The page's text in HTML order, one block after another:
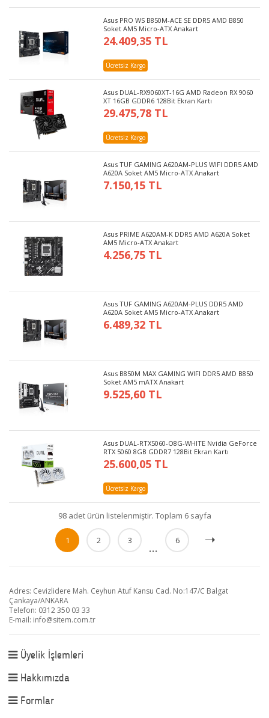
Asus PRO WS B850M-ACE SE DDR5 AMD B850
Soket AM5 Micro-ATX Anakart
24.409,35 TL
Ücretsiz Kargo
Asus DUAL-RX9060XT-16G AMD Radeon RX 9060
XT 16GB GDDR6 128Bit Ekran Kartı
29.475,78 TL
Ücretsiz Kargo
Asus TUF GAMING A620AM-PLUS WIFI DDR5 AMD
A620A Soket AM5 Micro-ATX Anakart
7.150,15 TL
Asus PRIME A620AM-K DDR5 AMD A620A Soket
AM5 Micro-ATX Anakart
4.256,75 TL
Asus TUF GAMING A620AM-PLUS DDR5 AMD
A620A Soket AM5 Micro-ATX Anakart
6.489,32 TL
Asus B850M MAX GAMING WIFI DDR5 AMD B850
Soket AM5 mATX Anakart
9.525,60 TL
Asus DUAL-RTX5060-O8G-WHITE Nvidia GeForce
RTX 5060 8GB GDDR7 128Bit Ekran Kartı
25.600,05 TL
Ücretsiz Kargo
98 adet ürün listelenmiştir. Toplam 6 sayfa
1 2 3 ... 6
Adres: Cevizlidere Mah. Ceyhun Atuf Kansu Cad. No:147/C Balgat
Çankaya/ANKARA
Telefon: 0312 350 03 33
E-mail: info@sitem.com.tr
Üyelik İşlemleri
Hakkımızda
Formlar